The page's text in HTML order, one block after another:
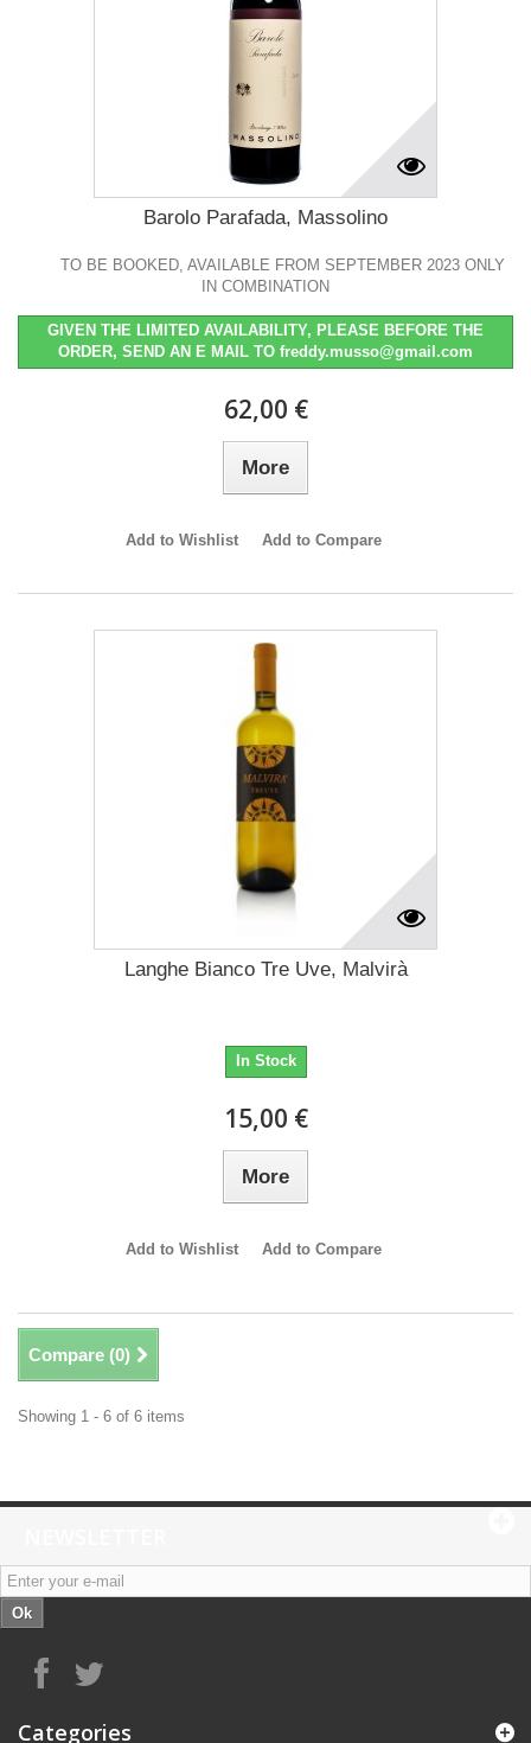
Barolo Parafada, Massolino
TO BE BOOKED, AVAILABLE FROM SEPTEMBER 2023 ONLY
IN COMBINATION
GIVEN THE LIMITED AVAILABILITY, PLEASE BEFORE THE
ORDER, SEND AN E MAIL TO freddy.musso@gmail.com
62,00 €
More
Add to Wishlist Add to Compare
Langhe Bianco Tre Uve, Malvirà
In Stock
15,00 €
More
Add to Wishlist Add to Compare
Compare (0)
Showing 1 - 6 of 6 items
Ok
Categories